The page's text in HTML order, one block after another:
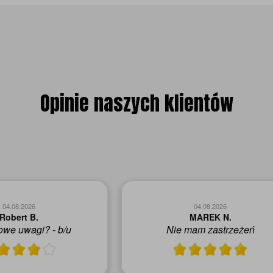
Opinie naszych klientów
przebiegło na
poziomie
Aneta L.
Polecę innym -to moje kolejne
krzesła zakupione u Państwa
Dariusz D.